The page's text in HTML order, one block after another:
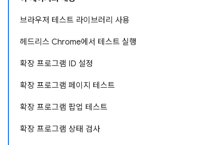
브라우저 테스트 라이브러리 사용
헤드리스 Chrome에서 테스트 실행
확장 프로그램 ID 설정
확장 프로그램 페이지 테스트
확장 프로그램 팝업 테스트
확장 프로그램 상태 검사